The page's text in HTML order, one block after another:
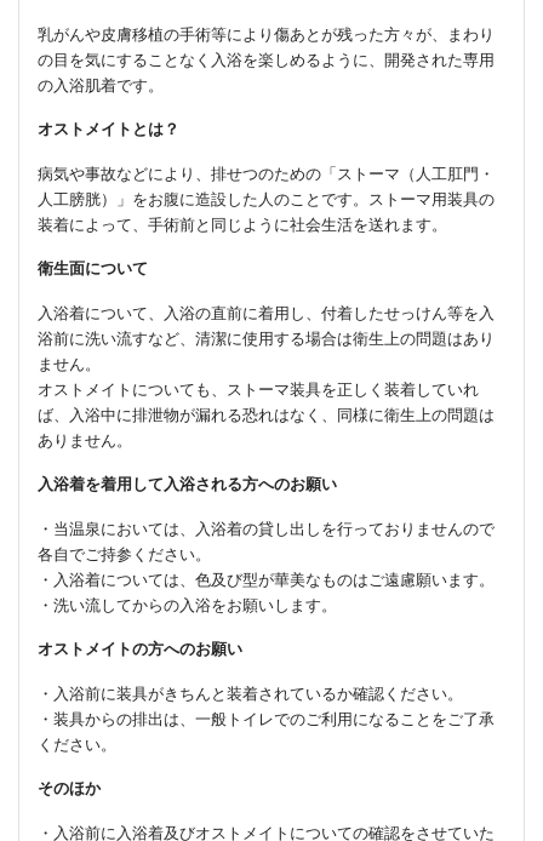
乳がんや皮膚移植の手術等により傷あとが残った方々が、まわり
の目を気にすることなく入浴を楽しめるように、開発された専用
の入浴肌着です。
オストメイトとは？
病気や事故などにより、排せつのための「ストーマ（人工肛門・
人工膀胱）」をお腹に造設した人のことです。ストーマ用装具の
装着によって、手術前と同じように社会生活を送れます。
衛生面について
入浴着について、入浴の直前に着用し、付着したせっけん等を入
浴前に洗い流すなど、清潔に使用する場合は衛生上の問題はあり
ません。
オストメイトについても、ストーマ装具を正しく装着していれ
ば、入浴中に排泄物が漏れる恐れはなく、同様に衛生上の問題は
ありません。
入浴着を着用して入浴される方へのお願い
・当温泉においては、入浴着の貸し出しを行っておりませんので
各自でご持参ください。
・入浴着については、色及び型が華美なものはご遠慮願います。
・洗い流してからの入浴をお願いします。
オストメイトの方へのお願い
・入浴前に装具がきちんと装着されているか確認ください。
・装具からの排出は、一般トイレでのご利用になることをご了承
ください。
そのほか
・入浴前に入浴着及びオストメイトについての確認をさせていた